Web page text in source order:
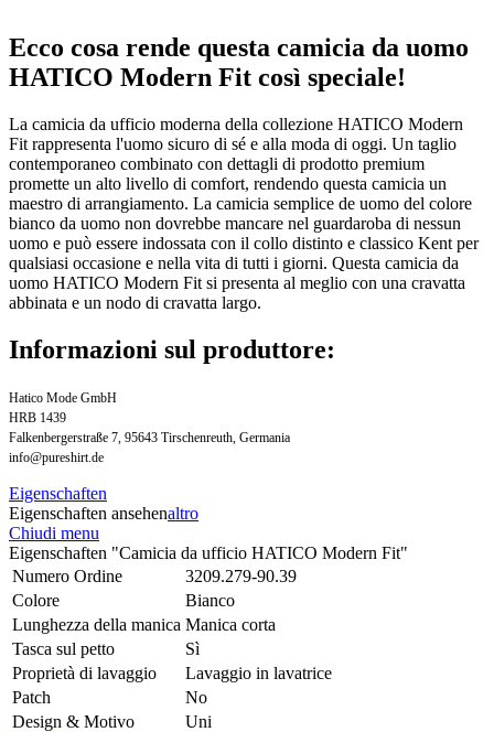
Ecco cosa rende questa camicia da uomo
HATICO Modern Fit così speciale!
La camicia da ufficio moderna della collezione HATICO Modern
Fit rappresenta l'uomo sicuro di sé e alla moda di oggi. Un taglio
contemporaneo combinato con dettagli di prodotto premium
promette un alto livello di comfort, rendendo questa camicia un
maestro di arrangiamento. La camicia semplice de uomo del colore
bianco da uomo non dovrebbe mancare nel guardaroba di nessun
uomo e può essere indossata con il collo distinto e classico Kent per
qualsiasi occasione e nella vita di tutti i giorni. Questa camicia da
uomo HATICO Modern Fit si presenta al meglio con una cravatta
abbinata e un nodo di cravatta largo.
Informazioni sul produttore:
Hatico Mode GmbH
HRB 1439
Falkenbergerstraße 7, 95643 Tirschenreuth, Germania
info@pureshirt.de
Eigenschaften
Eigenschaften ansehenaltro
Chiudi menu
Eigenschaften "Camicia da ufficio HATICO Modern Fit"
Numero Ordine
3209.279-90.39
Colore
Bianco
Lunghezza della manica Manica corta
Tasca sul petto
Sì
Proprietà di lavaggio
Lavaggio in lavatrice
Patch
No
Design & Motivo
Uni